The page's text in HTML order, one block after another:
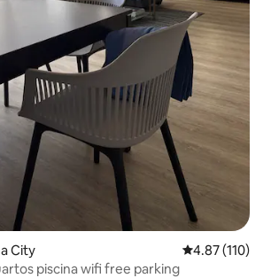
City Calificación
4.87 (110)
piscina wifi free parking